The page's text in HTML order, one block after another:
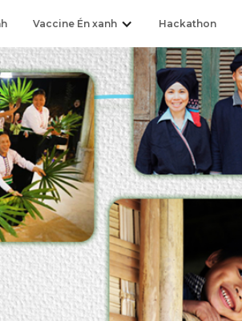
Vaccine Én xanh Hackathon